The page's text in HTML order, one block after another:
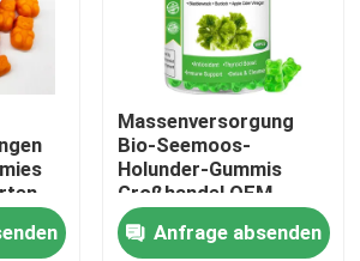
Massenversorgung
Bio-Seemoos-
Holunder-Gummis
Großhandel OEM
Anfrage absenden